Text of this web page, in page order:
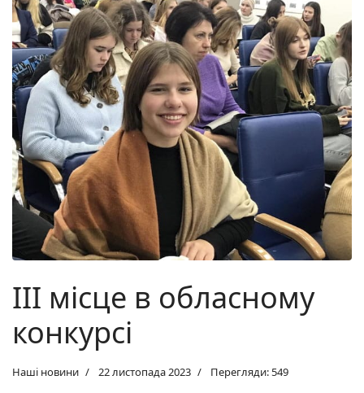
ІІІ місце в обласному
конкурсі
Наші новини 22 листопада 2023 Перегляди: 549